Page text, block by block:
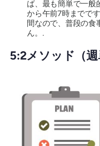
ば、最も簡単で一般
から午前7時までで
間なので、普段の食
ん。.
5:2メソッド（週